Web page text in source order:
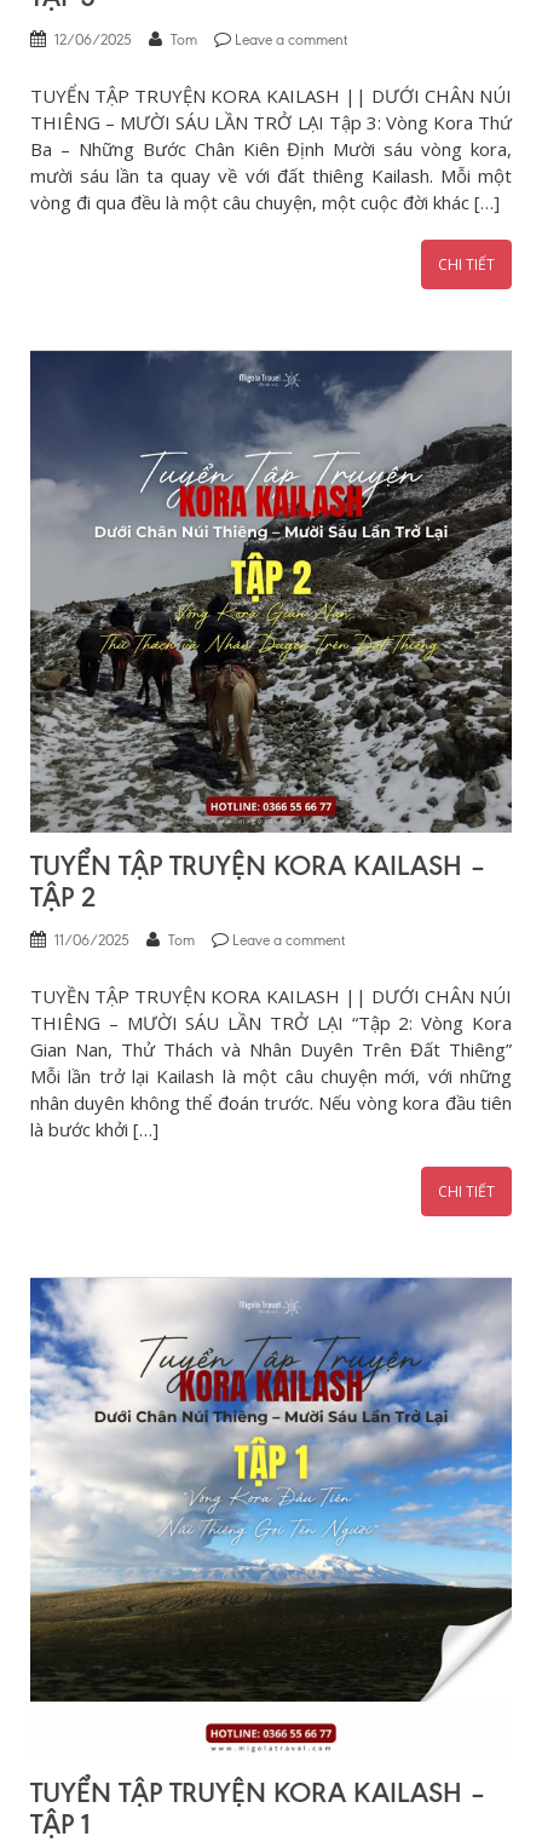
12/06/2025 Tom Leave a comment
TUYỂN TẬP TRUYỆN KORA KAILASH || DƯỚI CHÂN NÚI
THIÊNG – MƯỜI SÁU LẦN TRỞ LẠI Tập 3: Vòng Kora Thứ
Ba – Những Bước Chân Kiên Định Mười sáu vòng kora,
mười sáu lần ta quay về với đất thiêng Kailash. Mỗi một
vòng đi qua đều là một câu chuyện, một cuộc đời khác […]
CHI TIẾT
TUYỂN TẬP TRUYỆN KORA KAILASH –
TẬP 2
11/06/2025 Tom Leave a comment
TUYỀN TẬP TRUYỆN KORA KAILASH || DƯỚI CHÂN NÚI
THIÊNG – MƯỜI SÁU LẦN TRỞ LẠI “Tập 2: Vòng Kora
Gian Nan, Thử Thách và Nhân Duyên Trên Đất Thiêng”
Mỗi lần trở lại Kailash là một câu chuyện mới, với những
nhân duyên không thể đoán trước. Nếu vòng kora đầu tiên
là bước khởi […]
CHI TIẾT
TUYỂN TẬP TRUYỆN KORA KAILASH –
TẬP 1